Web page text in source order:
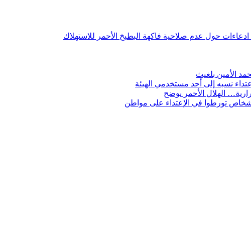
ادعاءات حول عدم صلاحية فاكهة البطيخ الأحمر للاستهلاك
الأمين بلغيث
نسبه إلى أحد مستخدمي الهيئة
الهلال الأحمر يوضح